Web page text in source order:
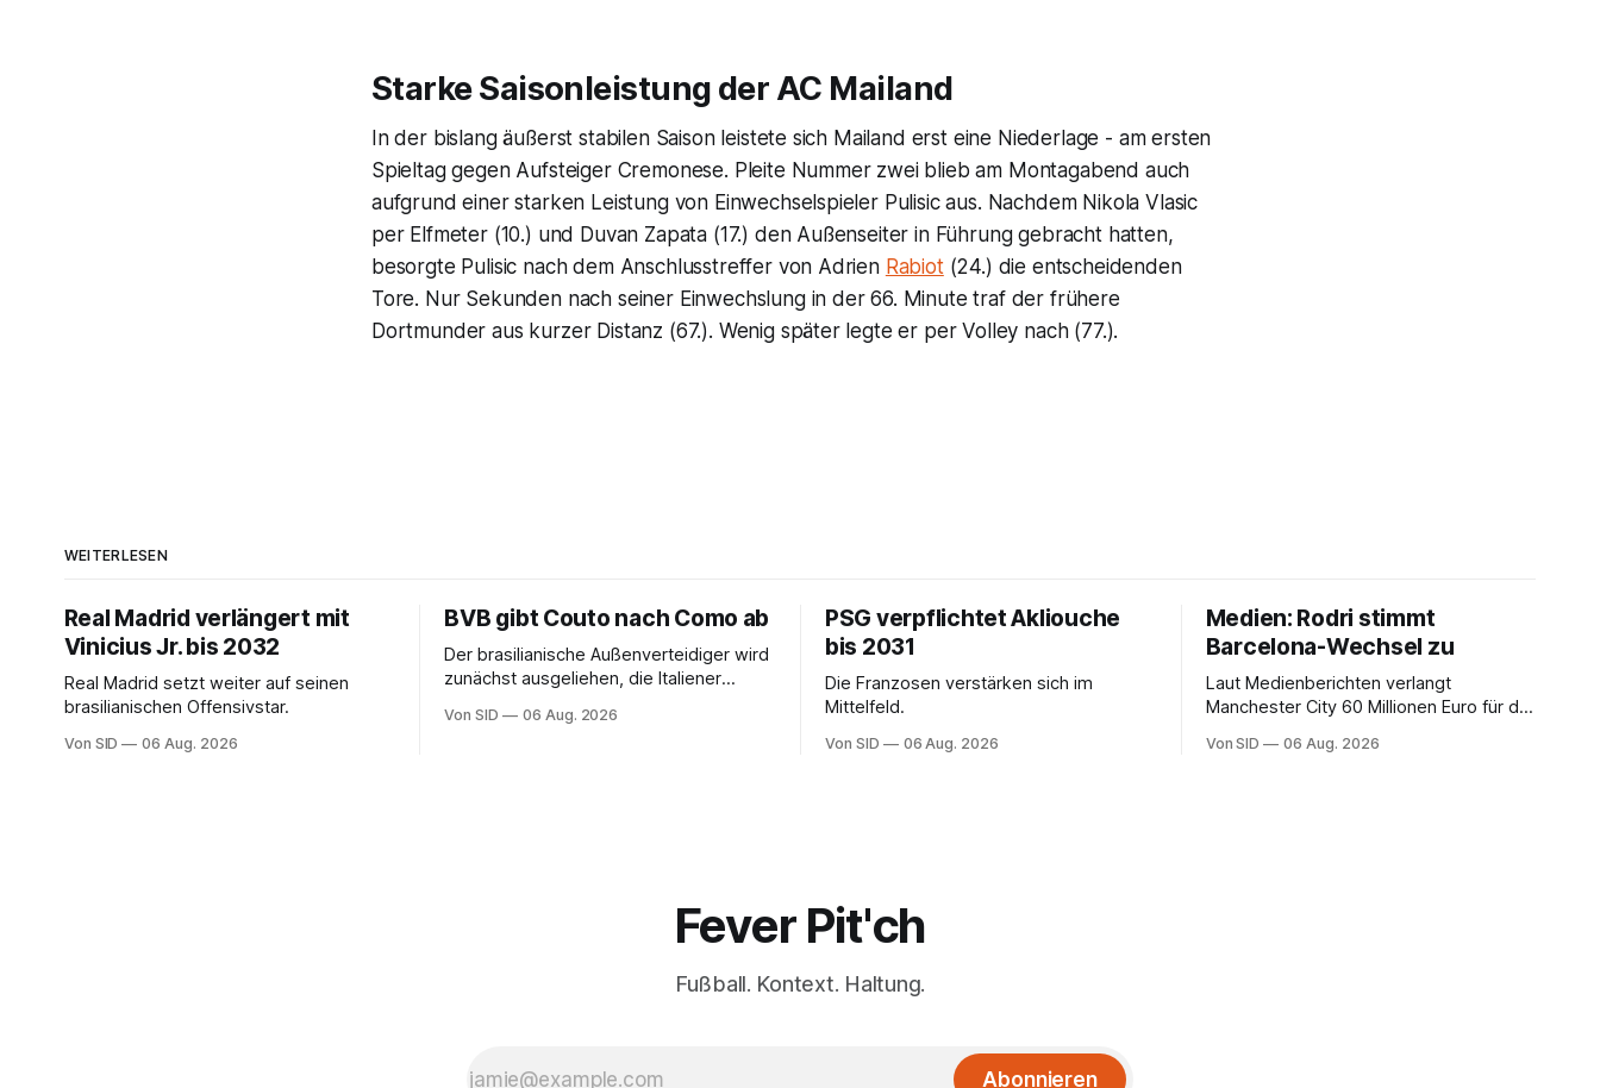
Starke Saisonleistung der AC Mailand
In der bislang äußerst stabilen Saison leistete sich Mailand erst eine Niederlage - am ersten
Spieltag gegen Aufsteiger Cremonese. Pleite Nummer zwei blieb am Montagabend auch
aufgrund einer starken Leistung von Einwechselspieler Pulisic aus. Nachdem Nikola Vlasic
per Elfmeter (10.) und Duvan Zapata (17.) den Außenseiter in Führung gebracht hatten,
besorgte Pulisic nach dem Anschlusstreffer von Adrien Rabiot(24.) die entscheidenden
Tore. Nur Sekunden nach seiner Einwechslung in der 66. Minute traf der frühere
Dortmunder aus kurzer Distanz (67.). Wenig später legte er per Volley nach (77.).
WEITERLESEN
Real Madrid verlängert mit
Vinicius Jr. bis 2032
Real Madrid setzt weiter auf seinen
brasilianischen Offensivstar.
Von SID 06 Aug. 2026
BVB gibt Couto nach Como ab
Der brasilianische Außenverteidiger wird
zunächst ausgeliehen, die Italiener
Von SID 06 Aug. 2026
PSG verpflichtet Akliouche
bis 2031
Die Franzosen verstärken sich im
Mittelfeld.
Von SID 06 Aug. 2026
Medien: Rodri stimmt
Barcelona-Wechsel zu
Laut Medienberichten verlangt
Manchester City 60 Millionen Euro für die
Von SID 06 Aug. 2026
Fever Pit'ch
Fußball. Kontext. Haltung.
Abonnieren